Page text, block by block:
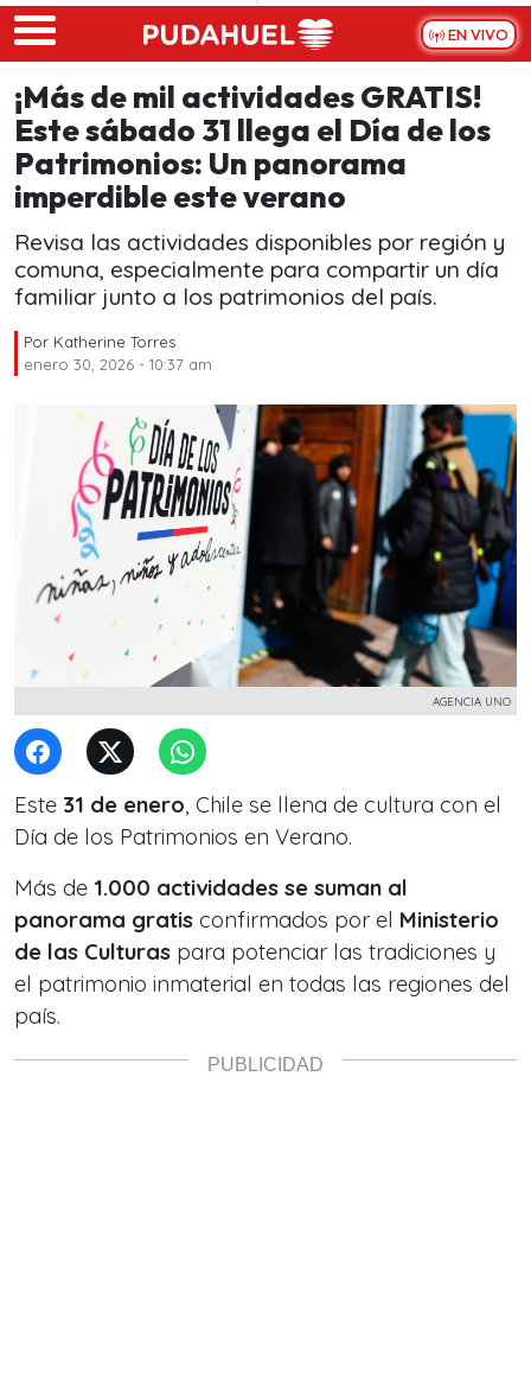
Skip to main content
EN VIVO
¡Más de mil actividades GRATIS!
Este sábado 31 llega el Día de los
Patrimonios: Un panorama
imperdible este verano
Revisa las actividades disponibles por región y
comuna, especialmente para compartir un día
familiar junto a los patrimonios del país.
Por Katherine Torres
enero 30, 2026 - 10:37 am
AGENCIA UNO
Este 31 de enero, Chile se llena de cultura con el
Día de los Patrimonios en Verano.
Más de 1.000 actividades se suman al
panorama gratis confirmados por el Ministerio
de las Culturas para potenciar las tradiciones y
el patrimonio inmaterial en todas las regiones del
país.